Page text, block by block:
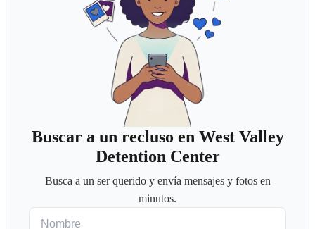
Buscar a un recluso en West Valley
Detention Center
Busca a un ser querido y envía mensajes y fotos en
minutos.